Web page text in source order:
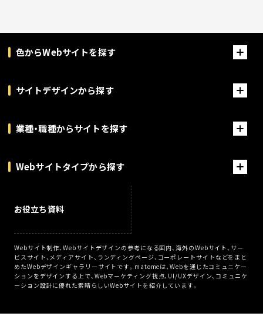
色からWebサイトを探す
サイトデザインから探す
業種・職種からサイトを探す
Webサイトタイプから探す
お役立ち資料
Webサイト制作、Webサイトデザインの参考になる国内、海外のWebサイト、サー
ビスサイト、メディアサイト、ランディングページ、コーポレートサイトなどをまと
めたWebデザインギャラリーサイトです。matomeは、Webを通じたコミュニケー
ションをデザインする上で、Webマーケティング視点、UI/UXデザイン、コミュニケ
ーション設計に優れた素晴らしいWebサイトを紹介しています。